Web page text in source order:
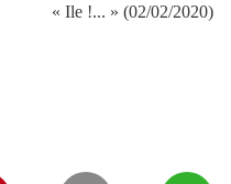
« Ile !... » (02/02/2020)